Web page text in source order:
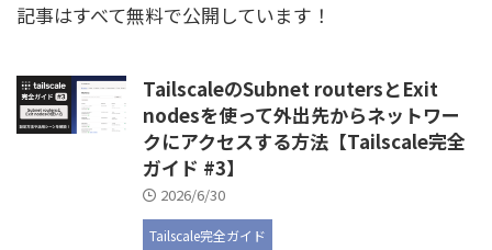
記事はすべて無料で公開しています！
TailscaleのSubnet routersとExit
nodesを使って外出先からネットワー
クにアクセスする方法【Tailscale完全
ガイド #3】
2026/6/30
Tailscale完全ガイド